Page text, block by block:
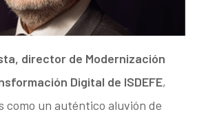
director de Modernización
Digital de ISDEFE,
como un auténtico aluvión de